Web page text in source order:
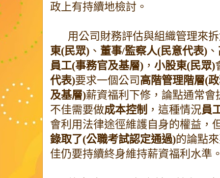
政上有持續地檢討。
用公司財務評估與組織管理來
東(民眾) 、 董事/監察人(民意代表) 、
員工(事務官及基層) ， 小股東(民眾)
代表)要求一個公司 高階管理階層(
及基層)薪資福利下修，論點通常
不佳需要做成本控制 ，這種情況員
會利用法律途徑維護自身的權益，
錄取了(公職考試認定通過)的論點
佳仍要持續終身維持薪資福利水準